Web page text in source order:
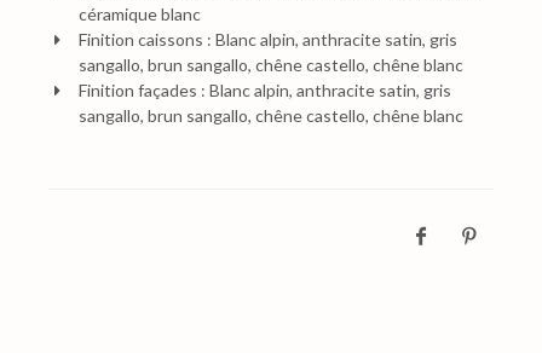
céramique blanc
Finition caissons : Blanc alpin, anthracite satin, gris
sangallo, brun sangallo, chêne castello, chêne blanc
Finition façades : Blanc alpin, anthracite satin, gris
sangallo, brun sangallo, chêne castello, chêne blanc